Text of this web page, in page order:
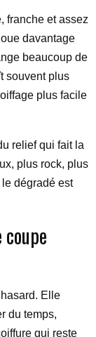
franche et assez
davantage
beaucoup de
souvent plus
plus facile
relief qui fait la
plus rock, plus
dégradé est
Elle
du temps,
qui reste